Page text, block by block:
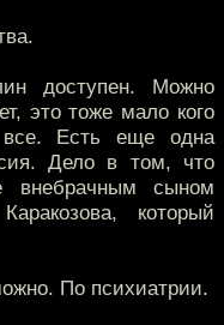
доступен. Можно
это тоже мало кого
Есть еще одна
Дело в том, что
внебрачным сыном
который
По психиатрии.